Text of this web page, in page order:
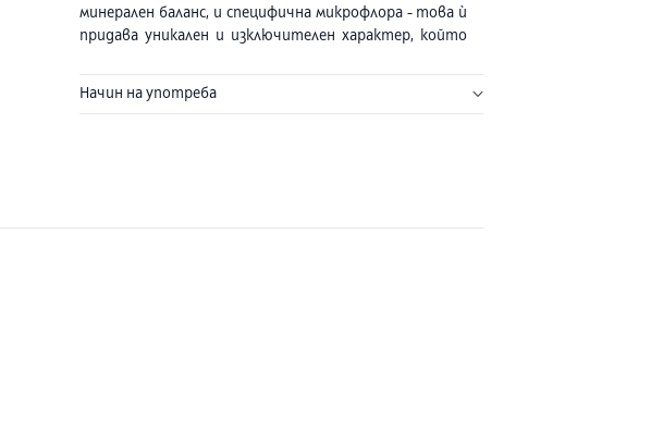
минерален баланс, и специфична микрофлора - това ѝ
придава уникален и изключителен характер, който
богата на силикати и осигурява мекота и незабавно
Начин на употреба